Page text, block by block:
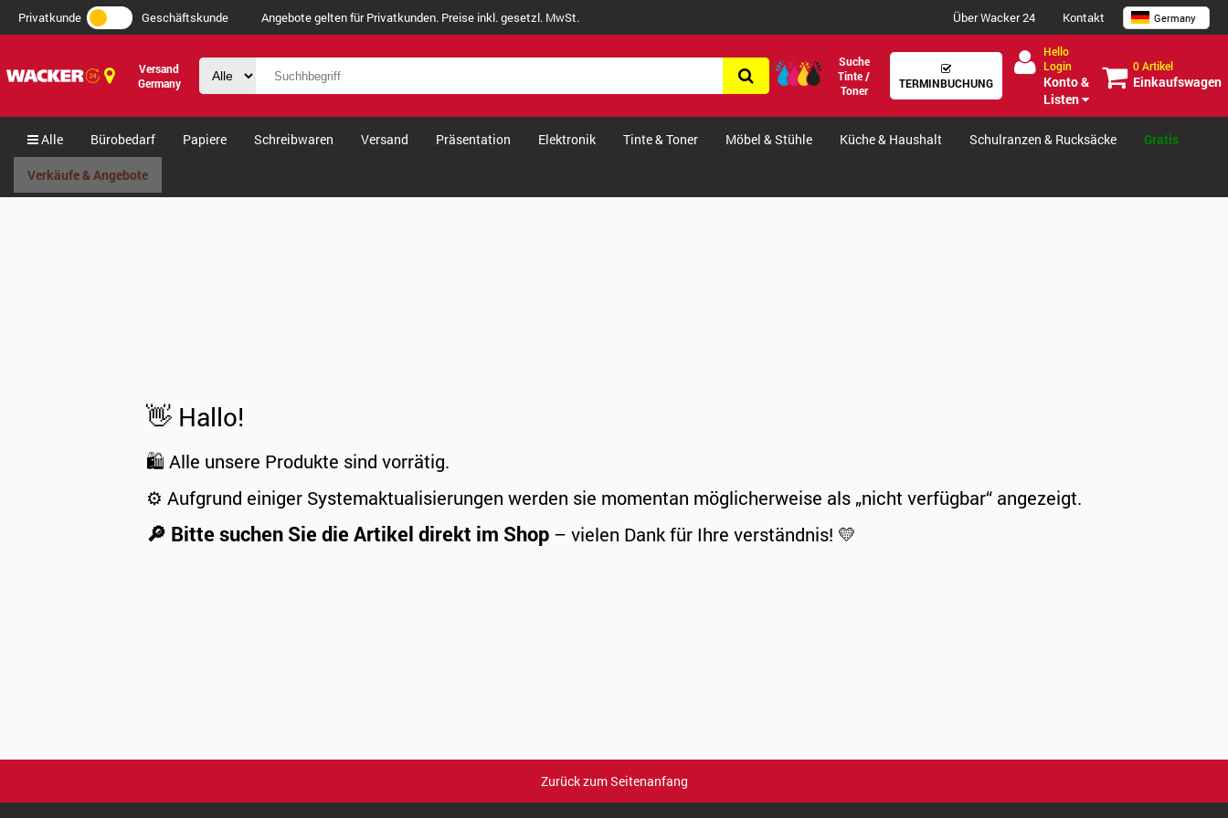
Privatkunde Geschäftskunde Angebote gelten für Privatkunden. Preise inkl. gesetzl. MwSt. Über Wacker 24 Kontakt Germany
Versand
Germany
Suche
Tinte /
Toner
TERMINBUCHUNG
Hello
Login
Konto &
Listen
0 Artikel
Einkaufswagen
Alle Bürobedarf Papiere Schreibwaren Versand Präsentation Elektronik Tinte & Toner Möbel & Stühle Küche & Haushalt Schulranzen & Rucksäcke Gratis
Verkäufe & Angebote
👋 Hallo!
🛍️ Alle unsere Produkte sind vorrätig.
⚙️ Aufgrund einiger Systemaktualisierungen werden sie momentan möglicherweise als „nicht verfügbar“ angezeigt.
🔎 Bitte suchen Sie die Artikel direkt im Shop – vielen Dank für Ihre verständnis! 💛
Zurück zum Seitenanfang